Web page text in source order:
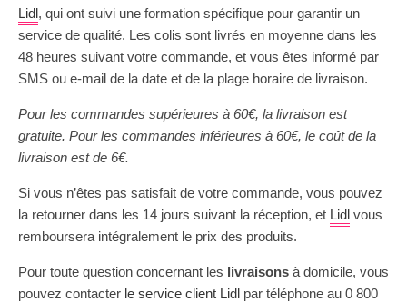
Lidl, qui ont suivi une formation spécifique pour garantir un
service de qualité. Les colis sont livrés en moyenne dans les
48 heures suivant votre commande, et vous êtes informé par
SMS ou e-mail de la date et de la plage horaire de livraison.
Pour les commandes supérieures à 60€, la livraison est
gratuite. Pour les commandes inférieures à 60€, le coût de la
livraison est de 6€.
Si vous n’êtes pas satisfait de votre commande, vous pouvez
la retourner dans les 14 jours suivant la réception, et Lidl vous
remboursera intégralement le prix des produits.
Pour toute question concernant les livraisons à domicile, vous
pouvez contacter le service client Lidl par téléphone au 0 800